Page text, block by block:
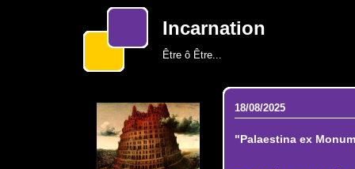
Incarnation
Être ô Être...
18/08/2025
"Palaestina ex